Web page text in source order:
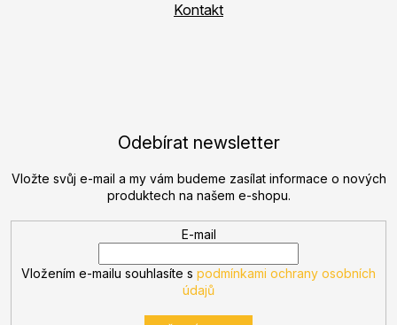
Kontakt
Odebírat newsletter
Vložte svůj e-mail a my vám budeme zasílat informace o nových
produktech na našem e-shopu.
E-mail
Vložením e-mailu souhlasíte s podmínkami ochrany osobních
údajů